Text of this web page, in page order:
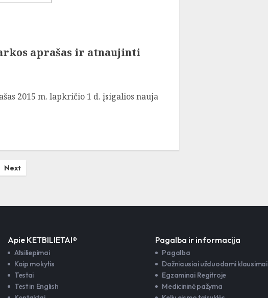
aprašas ir atnaujinti
2015 m. lapkričio 1 d. įsigalios nauja
Next
Apie KETBILIETAI®
Atsiliepimai
Kaip mokytis
Testai
Test in English
Pagalba ir informacija
Pagalba
Dažniausiai užduodami klausimai
Egzaminai Regitroje
Medicininė pažyma